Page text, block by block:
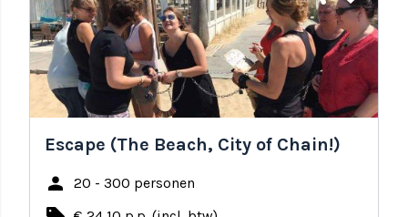
Escape (The Beach, City of Chain!)
person 20 - 300 personen